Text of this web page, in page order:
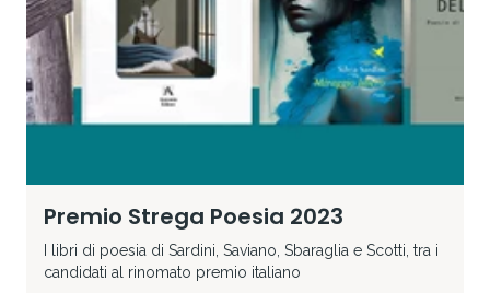
Premio Strega Poesia 2023
I libri di poesia di Sardini, Saviano, Sbaraglia e Scotti, tra i
candidati al rinomato premio italiano